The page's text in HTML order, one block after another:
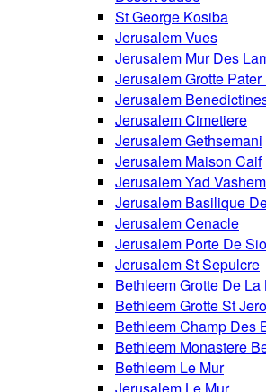
St George Kosiba
Jerusalem Vues
Jerusalem Mur Des
Jerusalem Grotte
Jerusalem
Jerusalem Cimetiere
Jerusalem Gethsemani
Jerusalem Maison Caif
Jerusalem Yad Vashem
Jerusalem Basilique
Jerusalem Cenacle
Jerusalem Porte De
Jerusalem St Sepulcre
Bethleem Grotte De La
Bethleem Grotte St
Bethleem Champ Des
Bethleem Monastere
Bethleem Le Mur